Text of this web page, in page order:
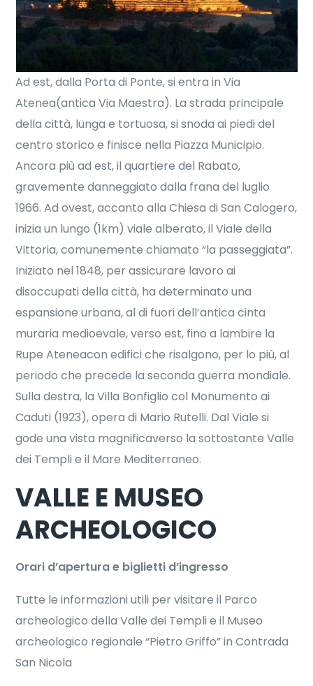
Ad est, dalla Porta di Ponte, si entra in Via
Atenea(antica Via Maestra). La strada principale
della città, lunga e tortuosa, si snoda ai piedi del
centro storico e finisce nella Piazza Municipio.
Ancora più ad est, il quartiere del Rabato,
gravemente danneggiato dalla frana del luglio
1966. Ad ovest, accanto alla Chiesa di San Calogero,
inizia un lungo (1km) viale alberato, il Viale della
Vittoria, comunemente chiamato “la passeggiata”.
Iniziato nel 1848, per assicurare lavoro ai
disoccupati della città, ha determinato una
espansione urbana, al di fuori dell’antica cinta
muraria medioevale, verso est, fino a lambire la
Rupe Ateneacon edifici che risalgono, per lo più, al
periodo che precede la seconda guerra mondiale.
Sulla destra, la Villa Bonfiglio col Monumento ai
Caduti (1923), opera di Mario Rutelli. Dal Viale si
gode una vista magnificaverso la sottostante Valle
dei Templi e il Mare Mediterraneo.
VALLE E MUSEO
ARCHEOLOGICO
Orari d’apertura e biglietti d’ingresso
Tutte le informazioni utili per visitare il Parco
archeologico della Valle dei Templi e il Museo
archeologico regionale “Pietro Griffo” in Contrada
San Nicola